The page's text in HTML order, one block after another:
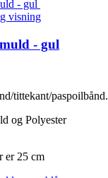
visning
- gul
tittekant/paspoilbånd.
og Polyester
er 25 cm